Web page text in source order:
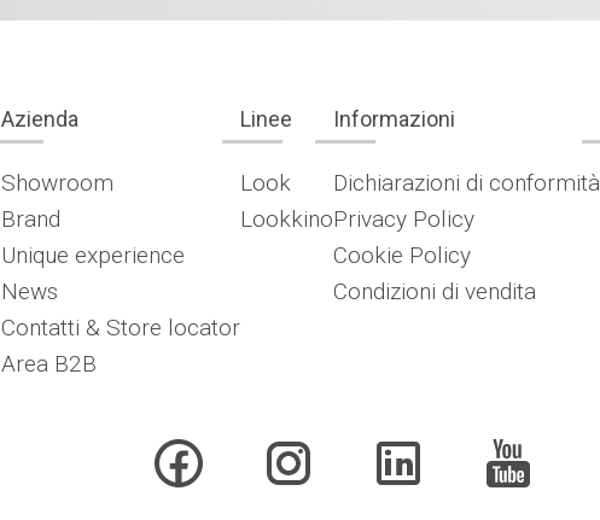
Azienda
Showroom
Brand
Unique experience
News
Contatti & Store locator
Area B2B
Linee
Look
Lookkino
Informazioni
Dichiarazioni di conformità
Privacy Policy
Cookie Policy
Condizioni di vendita